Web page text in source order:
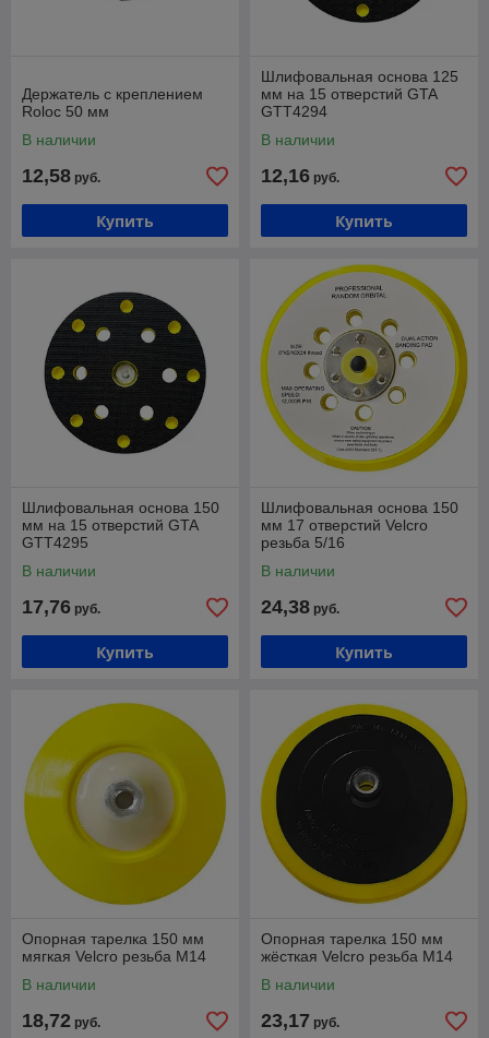
Держатель с креплением
Roloc 50 мм
В наличии
12,58 руб.
Купить
Шлифовальная основа 125
мм на 15 отверстий GTA
GTT4294
В наличии
12,16 руб.
Купить
Шлифовальная основа 150
мм на 15 отверстий GTA
GTT4295
В наличии
17,76 руб.
Купить
Шлифовальная основа 150
мм 17 отверстий Velcro
резьба 5/16
В наличии
24,38 руб.
Купить
Опорная тарелка 150 мм
мягкая Velcro резьба М14
В наличии
18,72 руб.
Опорная тарелка 150 мм
жёсткая Velcro резьба М14
В наличии
23,17 руб.